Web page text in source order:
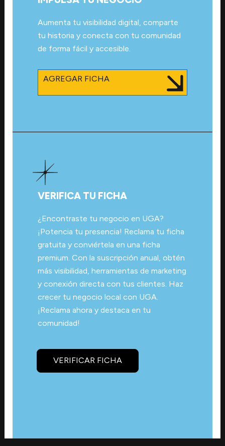
Aumenta tu visibilidad digital, comparte
tu historia y conecta con tu comunidad
de forma fácil y accesible.
AGREGAR FICHA
VERIFICA TU FICHA
¿Encontraste tu negocio en UGA?
¡Potencia tu presencia! Reclama tu ficha
gratuita y conviértela en una ficha
premium. Con la suscripción anual, obtén
más visibilidad, herramientas de marketing
y conexión directa con tus clientes. Haz
crecer tu negocio local con UGA.
¡Reclama ahora y destaca en tu
comunidad!
VERIFICAR FICHA